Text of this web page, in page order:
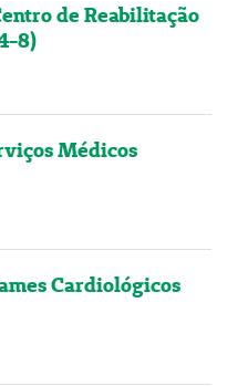
de Reabilitação
8)
Médicos
Cardiológicos